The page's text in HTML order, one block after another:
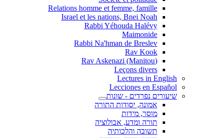
Relations homme et femme, famille
Israel et les nations, Bnei Noah
Rabbi Yéhouda Halévy
Maimonide
Rabbi Na'hman de Breslev
Rav Kook
(Rav Askenazi (Manitou
Leçons divers
Lectures in English
Lecciones en Español
שיעורים נפרדים - שונות
אמונה, יסודות התורה
מוסר, מידות
תורה ומדע, אבולוציה
תשובה והלכותיה